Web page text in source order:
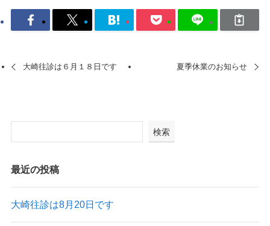
大崎往診は６月１８日です 夏季休業のお知らせ
検索
最近の投稿
大崎往診は8月20日です